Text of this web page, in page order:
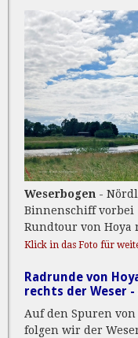
Weserbogen -
Binnenschiff vorbei
Rundtour von Hoya
Klick in das Foto für
Radrunde von
rechts der Weser -
Auf den Spuren
folgen wir der